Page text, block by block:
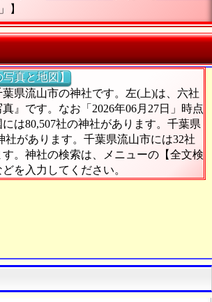
】
写真と地図】
県流山市の神社です。左(上)は、六社
』です。なお「2026年06月27日」時点
は80,507社の神社があります。千葉県
社があります。千葉県流山市には32社
。神社の検索は、メニューの【全文検
を入力してください。